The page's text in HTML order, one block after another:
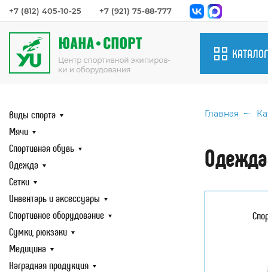
+7 (812) 405-10-25 +7 (921) 75-88-777
КАТАЛОГ
Мячи
Сетки
Инвентарь
Виды спорта
Мячи
Спортивная обувь
Одежда
Сетки
Инвентарь и аксессуары
Спортивное оборудование
Сумки, рюкзаки
Медицина
Наградная продукция
Главная
Одежда